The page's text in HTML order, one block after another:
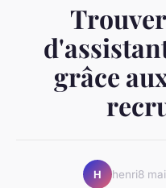
grâce
H henri8